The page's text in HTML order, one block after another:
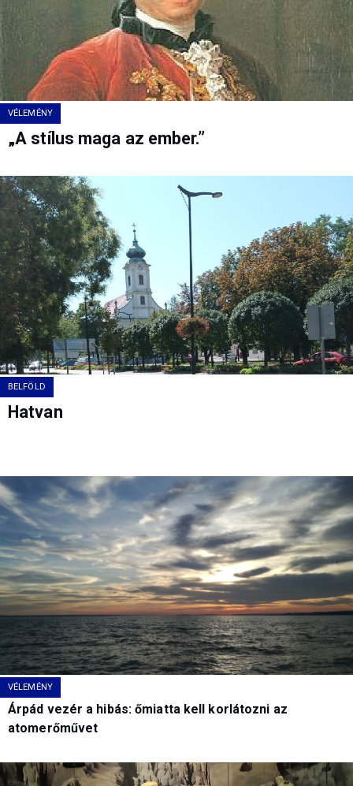
VÉLEMÉNY
„A stílus maga az ember.”
BELFÖLD
Hatvan
VÉLEMÉNY
Árpád vezér a hibás: őmiatta kell korlátozni az
atomerőművet